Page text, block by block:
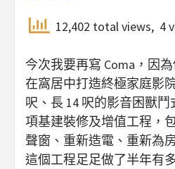
12,402 total views, 4
今次我要再寫 Coma，因
在窩居中打造終極家庭影
呎、長 14 呎的影音困獸
項基建裝修及增值工程，
聲窗、重新造電、重新為
這個工程足足做了半年有